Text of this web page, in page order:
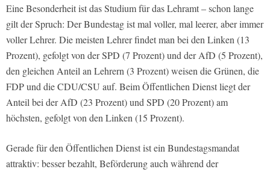
Eine Besonderheit ist das Studium für das Lehramt – schon lange
gilt der Spruch: Der Bundestag ist mal voller, mal leerer, aber immer
voller Lehrer. Die meisten Lehrer findet man bei den Linken (13
Prozent), gefolgt von der SPD (7 Prozent) und der AfD (5 Prozent),
den gleichen Anteil an Lehrern (3 Prozent) weisen die Grünen, die
FDP und die CDU/CSU auf. Beim Öffentlichen Dienst liegt der
Anteil bei der AfD (23 Prozent) und SPD (20 Prozent) am
höchsten, gefolgt von den Linken (15 Prozent).
Gerade für den Öffentlichen Dienst ist ein Bundestagsmandat
attraktiv: besser bezahlt, Beförderung auch während der